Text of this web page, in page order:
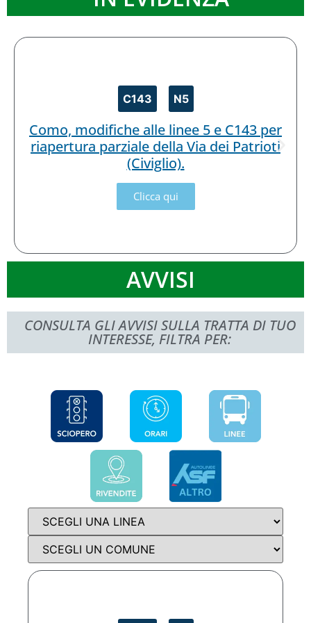
C143 N5
Como, modifiche alle linee 5 e C143 per
riapertura parziale della Via dei Patrioti
(Civiglio).
Clicca qui
AVVISI
CONSULTA GLI AVVISI SULLA TRATTA DI TUO
INTERESSE, FILTRA PER: